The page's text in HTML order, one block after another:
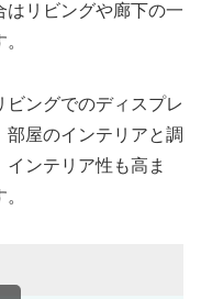
リビングや廊下の一
ングでのディスプレ
屋のインテリアと調
ンテリア性も高ま